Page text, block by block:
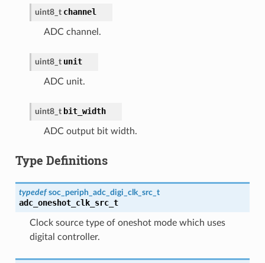
uint8_t channel
ADC channel.
uint8_t unit
ADC unit.
uint8_t bit_width
ADC output bit width.
Type Definitions
typedef soc_periph_adc_digi_clk_src_t
adc_oneshot_clk_src_t
Clock source type of oneshot mode which uses
digital controller.